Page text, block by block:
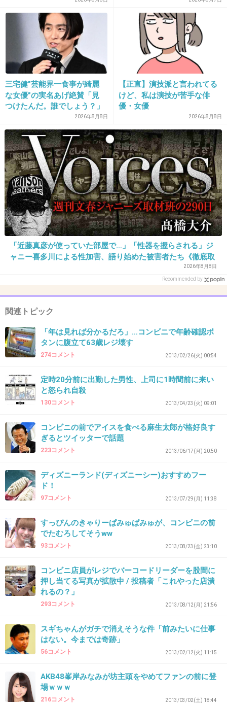
+26
2013/08/03(土) 13:08:07
夏も肉まん売って欲しいと思うの私だけ？
+53 -1
29. 匿名2013/08/03(土) 13:09:44
リピして買ったのはファミマのスパイシーチキ
ンと牛肉コロッケ♪
コロッケは60円で小腹が空いたときに助かる～
(*´∀｀)
+28 -0
31. 匿名2013/08/03(土) 13:13:37
はおすすめです。中身がしっしかりしていて、
食感も味付けも私のなかでは一番ですね☆
ジャンクフードばかり食べるからデブなんだよ
33. 匿名2013/08/03(土) 13:15:49
置いてあるとついつい買ってしまう。
+13 -9
34. 匿名2013/08/03(土) 13:16:15
コロッケは
ファミマが一番美味しいと思う
他店より安いし( ´艸｀)
三宅健”芸能界一食事が綺麗
な女優”の実名あげ絶賛「見
つけたんだ。誰でしょう？」
2026年8月8日
【正直】演技派と言われてる
けど、私は演技が苦手な俳
優・女優
2026年8月8日
「近藤真彦が使っていた部屋で…」「性器を握らされる」ジ
ャニー喜多川による性加害、語り始めた被害者たち《徹底取
2026年8月8日
Recommended by
関連トピック
「年は見れば分かるだろ」…コンビニで年齢確認ボ
タンに腹立て63歳レジ壊す
274コメント 2013/02/26(火) 00:54
定時20分前に出勤した男性、上司に1時間前に来い
と怒られ自殺
130コメント 2013/04/23(火) 09:01
コンビニの前でアイスを食べる麻生太郎が格好良す
ぎるとツイッターで話題
223コメント 2013/06/17(月) 20:50
ディズニーランド(ディズニーシー)おすすめフー
ド！
97コメント 2013/07/29(月) 11:38
すっぴんのきゃりーぱみゅぱみゅが、コンビニの前
でたむろしてそうww
93コメント 2013/08/23(金) 23:10
コンビニ店員がレジでバーコードリーダーを股間に
押し当てる写真が拡散中 / 投稿者「これやった店潰
れるの？」
293コメント 2013/08/12(月) 21:56
スギちゃんがガチで消えそうな件「前みたいに仕事
はない。今までは奇跡」
56コメント 2013/02/12(火) 11:15
AKB48峯岸みなみが坊主頭をやめてファンの前に登
場ｗｗｗ
216コメント 2013/03/02(土) 18:44